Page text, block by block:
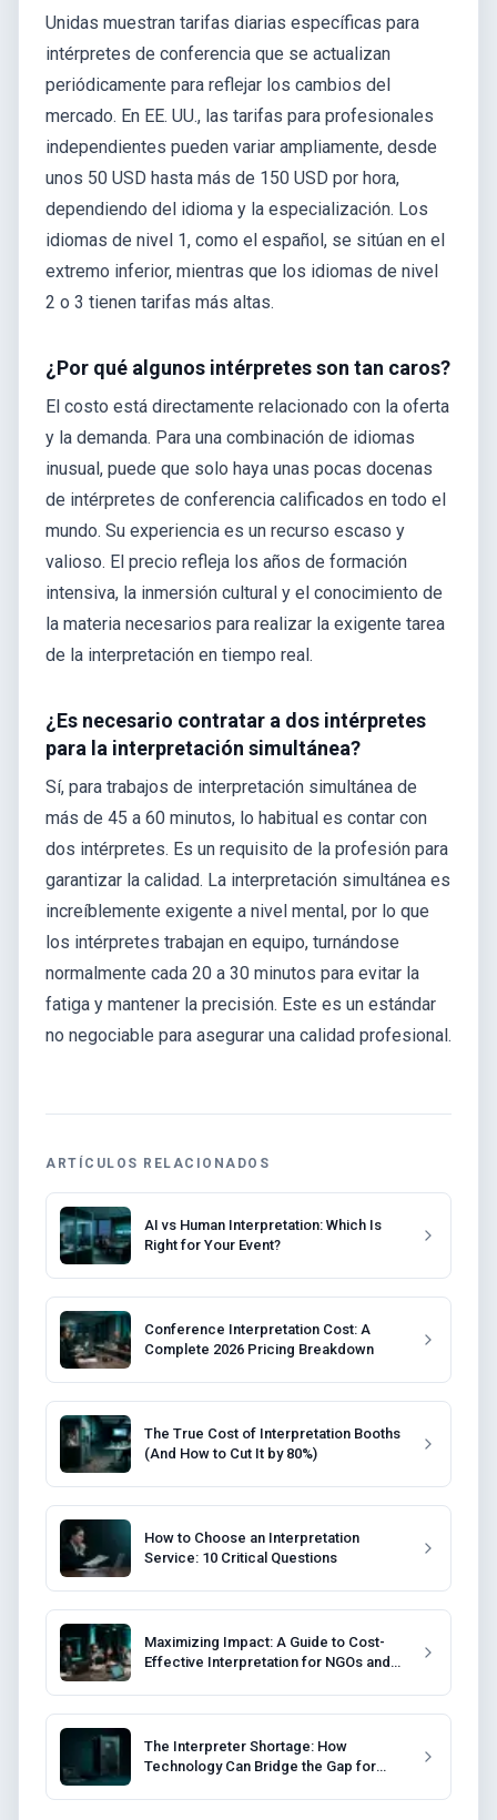
Unidas muestran tarifas diarias específicas para
intérpretes de conferencia que se actualizan
periódicamente para reflejar los cambios del
mercado. En EE. UU., las tarifas para profesionales
independientes pueden variar ampliamente, desde
unos 50 USD hasta más de 150 USD por hora,
dependiendo del idioma y la especialización. Los
idiomas de nivel 1, como el español, se sitúan en el
extremo inferior, mientras que los idiomas de nivel
2 o 3 tienen tarifas más altas.
¿Por qué algunos intérpretes son tan caros?
El costo está directamente relacionado con la oferta
y la demanda. Para una combinación de idiomas
inusual, puede que solo haya unas pocas docenas
de intérpretes de conferencia calificados en todo el
mundo. Su experiencia es un recurso escaso y
valioso. El precio refleja los años de formación
intensiva, la inmersión cultural y el conocimiento de
la materia necesarios para realizar la exigente tarea
de la interpretación en tiempo real.
¿Es necesario contratar a dos intérpretes
para la interpretación simultánea?
Sí, para trabajos de interpretación simultánea de
más de 45 a 60 minutos, lo habitual es contar con
dos intérpretes. Es un requisito de la profesión para
garantizar la calidad. La interpretación simultánea es
increíblemente exigente a nivel mental, por lo que
los intérpretes trabajan en equipo, turnándose
normalmente cada 20 a 30 minutos para evitar la
fatiga y mantener la precisión. Este es un estándar
no negociable para asegurar una calidad profesional.
ARTÍCULOS RELACIONADOS
AI vs Human Interpretation: Which Is
Right for Your Event?
Conference Interpretation Cost: A
Complete 2026 Pricing Breakdown
The True Cost of Interpretation Booths
(And How to Cut It by 80%)
How to Choose an Interpretation
Service: 10 Critical Questions
Maximizing Impact: A Guide to Cost-
Effective Interpretation for NGOs and
The Interpreter Shortage: How
Technology Can Bridge the Gap for